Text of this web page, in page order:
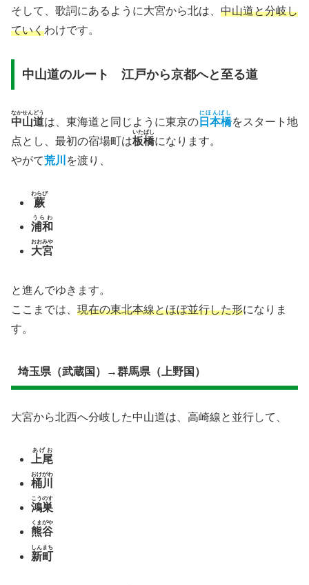
そして、歌詞にあるように大宮から北は、 中山道と分岐し
ていくわけです。
中山道のルート 江戸から京都へと至る道
中山道
なかせんどう
は、東海道と同じように東京の 日本橋
にほんばし
をスタート地
点とし、最初の宿場町は板橋
いたばし
になります。
やがて荒川 を渡り、
蕨
わらび
浦和
うらわ
大宮
おおみや
と進んでゆきます。
ここまでは、 現在の東北本線とほぼ並行した形になりま
す。
埼玉県（武蔵国）→群馬県（上野国）
大宮から北西へ分岐した中山道は、高崎線と並行して、
上尾
あげお
桶川
おけがわ
鴻巣
こうのす
熊谷
くまがや
新町
しんまち